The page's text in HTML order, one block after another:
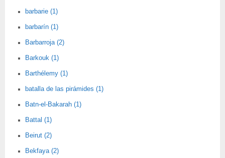
barbarie (1)
barbarín (1)
Barbarroja (2)
Barkouk (1)
Barthélemy (1)
batalla de las pirámides (1)
Batn-el-Bakarah (1)
Battal (1)
Beirut (2)
Bekfaya (2)